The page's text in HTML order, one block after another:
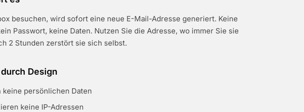
besuchen, wird sofort eine neue E-Mail-Adresse generiert. Keine
Passwort, keine Daten. Nutzen Sie die Adresse, wo immer Sie sie
2 Stunden zerstört sie sich selbst.
Design
keine persönlichen Daten
keine IP-Adressen